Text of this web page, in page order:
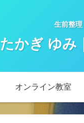
生前整
たかぎ ゆみ
オンライン教室